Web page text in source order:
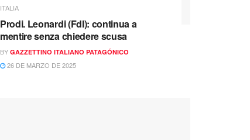
ITALIA
Prodi. Leonardi (FdI): continua a
mentire senza chiedere scusa
BY GAZZETTINO ITALIANO PATAGÓNICO
26 DE MARZO DE 2025